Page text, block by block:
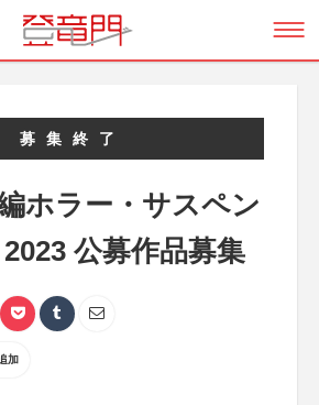
募集終了
ホラー・サスペン
公募作品募集
加